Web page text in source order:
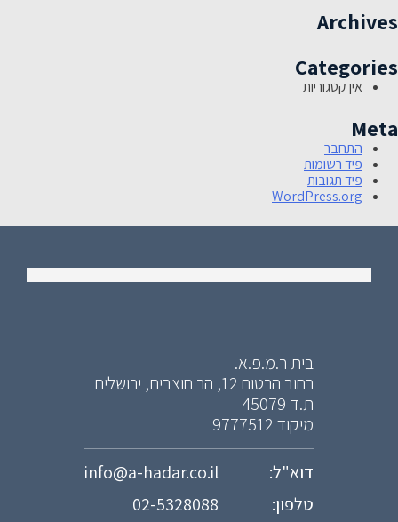
Archives
Categories
אין קטגוריות
Meta
התחבר
פיד רשומות
פיד תגובות
WordPress.org
בית ר.מ.פ.א.
רחוב הרטום 12, הר חוצבים, ירושלים
ת.ד 45079
מיקוד 9777512
דוא"ל:
info@a-hadar.co.il
טלפון:
02-5328088